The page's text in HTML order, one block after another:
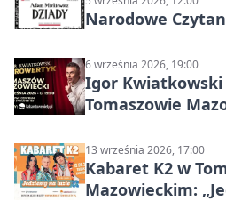
Narodowe
6 września 2026, 19:00
Igor Kwiatkowski
Tomaszowie
13 września 2026, 17:00
Kabaret K2 w
Mazowieckim: